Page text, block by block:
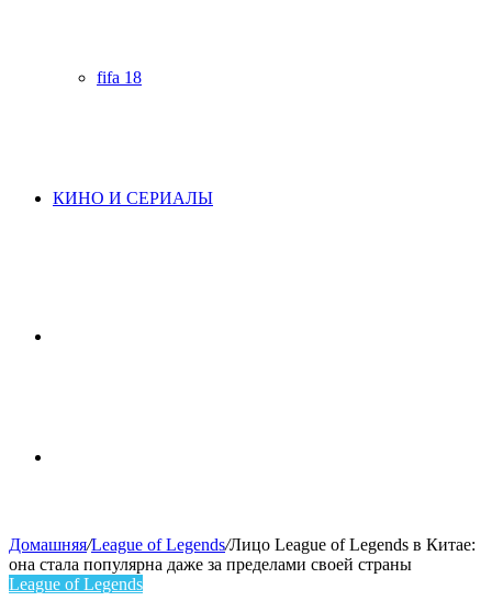
fifa 18
КИНО И СЕРИАЛЫ
skin
Домашняя/League of Legends/Лицо League of Legends в Китае:
она стала популярна даже за пределами своей страны
League of Legends